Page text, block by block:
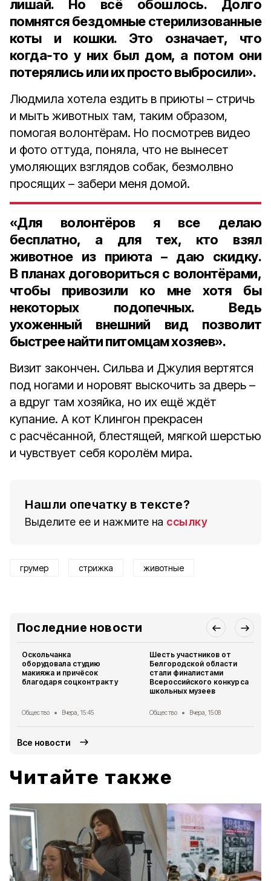
лишай. Но всё обошлось. Долго
помнятся бездомные стерилизованные
коты и кошки. Это означает, что
когда‑то у них был дом, а потом они
потерялись или их просто выбросили».
Людмила хотела ездить в приюты – стричь
и мыть животных там, таким образом,
помогая волонтёрам. Но посмотрев видео
и фото оттуда, поняла, что не вынесет
умоляющих взглядов собак, безмолвно
просящих – забери меня домой.
«Для волонтёров я все делаю
бесплатно, а для тех, кто взял
животное из приюта – даю скидку.
В планах договориться с волонтёрами,
чтобы привозили ко мне хотя бы
некоторых подопечных. Ведь
ухоженный внешний вид позволит
быстрее найти питомцам хозяев».
Визит закончен. Сильва и Джулия вертятся
под ногами и норовят выскочить за дверь –
а вдруг там хозяйка, но их ещё ждёт
купание. А кот Клингон прекрасен
с расчёсанной, блестящей, мягкой шерстью
и чувствует себя королём мира.
Нашли опечатку в тексте?
Выделите ее и нажмите на ссылку
грумер стрижка животные
Последние новости
Оскольчанка
оборудовала студию
макияжа и причёсок
благодаря соцконтракту
Общество Вчера, 15:45
Шесть участников от
Белгородской области
стали финалистами
Всероссийского конкурса
школьных музеев
Общество Вчера, 15:08
Все новости
Читайте также